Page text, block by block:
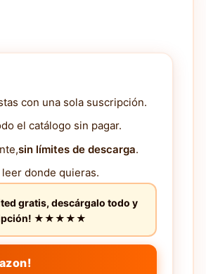
con una sola suscripción.
el catálogo sin pagar.
sin límites de descarga.
donde quieras.
gratis, descárgalo todo y
★★★★★